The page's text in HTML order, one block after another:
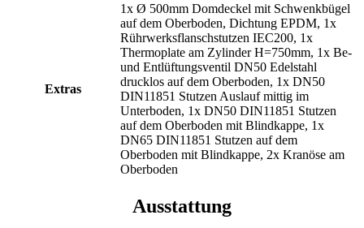
Extras
1x Ø 500mm Domdeckel mit Schwenkbügel
auf dem Oberboden, Dichtung EPDM, 1x
Rührwerksflanschstutzen IEC200, 1x
Thermoplate am Zylinder H=750mm, 1x Be-
und Entlüftungsventil DN50 Edelstahl
drucklos auf dem Oberboden, 1x DN50
DIN11851 Stutzen Auslauf mittig im
Unterboden, 1x DN50 DIN11851 Stutzen
auf dem Oberboden mit Blindkappe, 1x
DN65 DIN11851 Stutzen auf dem
Oberboden mit Blindkappe, 2x Kranöse am
Oberboden
Ausstattung